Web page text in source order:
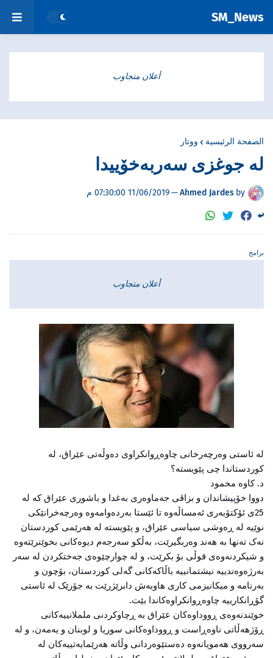
SM_News
أعلان متجاوب
الصفحة الرئيسية ووتار
لە جوغزی سەربەخۆییدا
by
Ahmed Jardes
—11/06/2019 07:30:00 م
برامج
أعلان متجاوب
لە ئاستی وەرچەرخانی چاوەڕوانکراوی دەوڵەتی عێراق، لە
کوردستاندا چی پێویستە؟
د. کاوە محمود
دووا خۆپیشاندان و بزاڤی جەماوەری بەغدا و باشوری عێراق کە لە
25ی ئۆکتۆبەری ئەمساڵەوە تا ئێستا بەردەوامەوە وەرچەخرانێکی
نوێیە لە ڕەوشی سیاسی عێراق، و پێویستە لە هەرێمی کوردستان
نەک تەنها بە هەند وەربگیرێت، بەڵکو سەرجەم دیوەکانی بخوێنرێتەوە
و شیکردنەوەی قوڵی بۆ بکرێت، و لە چوارچێوەی جەختکردن لە سەر
بەرژەوەندییە نیشتمانییە باڵاکەکانی گەلی کوردستان، بۆچون و
بەرنامە و میکانیزمی کاری هاوبەش دابرێژرێت بە جۆرێک لە ئاستی
گۆڕانکارییە چاوەڕوانکراوەکاندا بێت.
خوێندنەوەی ڕووداوەکان عێراق بە ڕچاوکردنی ململانییەکانی
ڕۆژهەڵاتی ناوەڕاست و ڕووداوەکانی سوریا و لوبنان و یەمەن، و لە
سەرووی هەمویانەوە دەستێوەردانی وڵاتە هەرێمایەتییەکان لە